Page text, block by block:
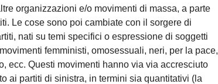
organizzazioni e/o movimenti di massa, a parte
Le cose sono poi cambiate con il sorgere di
nati su temi specifici o espressione di soggetti
femministi, omosessuali, neri, per la pace,
ecc. Questi movimenti hanno via via accresciuto
ai partiti di sinistra, in termini sia quantitativi (la